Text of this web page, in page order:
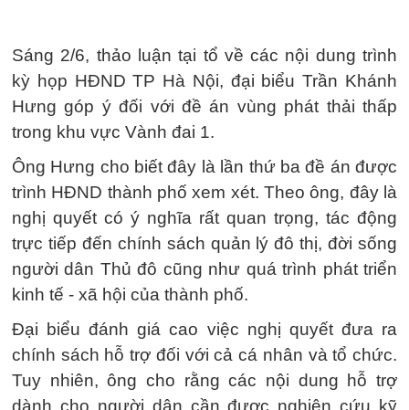
Sáng 2/6, thảo luận tại tổ về các nội dung trình
kỳ họp HĐND TP Hà Nội, đại biểu Trần Khánh
Hưng góp ý đối với đề án vùng phát thải thấp
trong khu vực Vành đai 1.
Ông Hưng cho biết đây là lần thứ ba đề án được
trình HĐND thành phố xem xét. Theo ông, đây là
nghị quyết có ý nghĩa rất quan trọng, tác động
trực tiếp đến chính sách quản lý đô thị, đời sống
người dân Thủ đô cũng như quá trình phát triển
kinh tế - xã hội của thành phố.
Đại biểu đánh giá cao việc nghị quyết đưa ra
chính sách hỗ trợ đối với cả cá nhân và tổ chức.
Tuy nhiên, ông cho rằng các nội dung hỗ trợ
dành cho người dân cần được nghiên cứu kỹ